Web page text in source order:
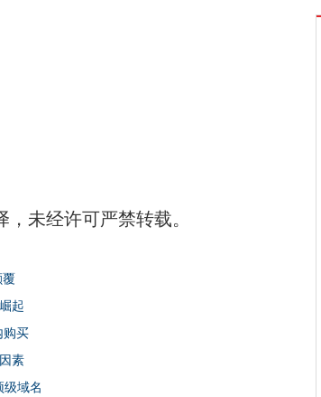
未经许可严禁转载。
覆
起
购买
素
级域名